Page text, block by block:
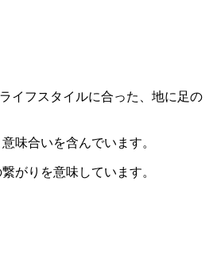
イフスタイルに合った、地に足の
味合いを含んでいます。
がりを意味しています。